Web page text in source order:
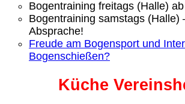
Bogentraining freitags (Halle)
Bogentraining samstags (Halle)
Absprache!
Freude am Bogensport und
Bogenschießen?
Küche